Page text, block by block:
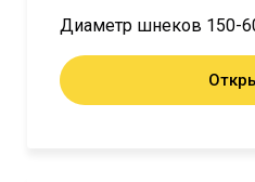
Диаметр шнеков 150-